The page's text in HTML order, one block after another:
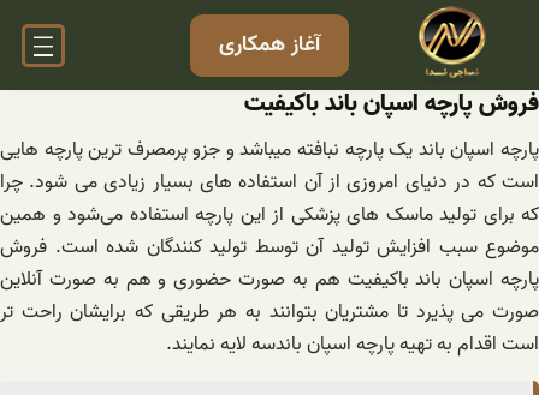
آغاز همکاری
فروش پارچه اسپان باند باکیفیت
پارچه اسپان باند یک پارچه نبافته میباشد و جزو پرمصرف ترین پارچه هایی
است که در دنیای امروزی از آن استفاده های بسیار زیادی می شود. چرا
که برای تولید ماسک های پزشکی از این پارچه استفاده می‌شود و همین
موضوع سبب افزایش تولید آن توسط تولید کنندگان شده است. فروش
پارچه اسپان باند باکیفیت هم به صورت حضوری و هم به صورت آنلاین
صورت می پذیرد تا مشتریان بتوانند به هر طریقی که برایشان راحت تر
است اقدام به تهیه پارچه اسپان باندسه لایه نمایند.